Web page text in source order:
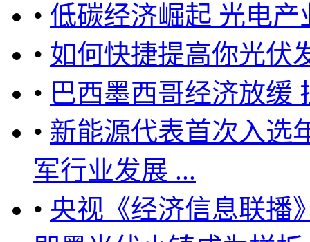
• 低碳经济崛起 光电
• 如何快捷提高你光伏
• 巴西墨西哥经济放缓
• 新能源代表首次入选
军行业发展 ...
• 央视《经济信息联播